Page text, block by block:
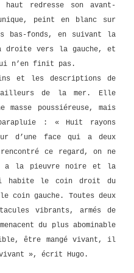
haut redresse son avant-
peint en blanc sur
bas-fonds, en suivant la
droite vers la gauche, et
n’en finit pas.
et les descriptions de
de la mer. Elle
poussiéreuse, mais
parapluie : « Huit rayons
d’une face qui a deux
ce regard, on ne
la pieuvre noire et la
habite le coin droit du
gauche. Toutes deux
vibrants, armés de
du plus abominable
être mangé vivant, il
», écrit Hugo.